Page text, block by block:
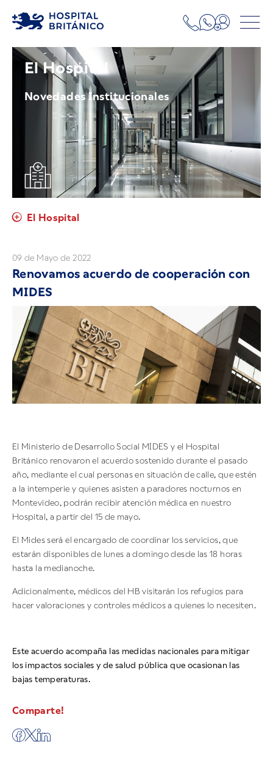
El Hospital
Novedades Institucionales
El Hospital
09 de Mayo de 2022
Renovamos acuerdo de cooperación con
MIDES
El Ministerio de Desarrollo Social MIDES y el Hospital
Británico renovaron el acuerdo sostenido durante el pasado
año, mediante el cual personas en situación de calle, que estén
a la intemperie y quienes asisten a paradores nocturnos en
Montevideo, podrán recibir atención médica en nuestro
Hospital, a partir del 15 de mayo.
El Mides será el encargado de coordinar los servicios, que
estarán disponibles de lunes a domingo desde las 18 horas
hasta la medianoche.
Adicionalmente, médicos del HB visitarán los refugios para
hacer valoraciones y controles médicos a quienes lo necesiten.
Este acuerdo acompaña las medidas nacionales para mitigar
los impactos sociales y de salud pública que ocasionan las
bajas temperaturas.
Comparte!